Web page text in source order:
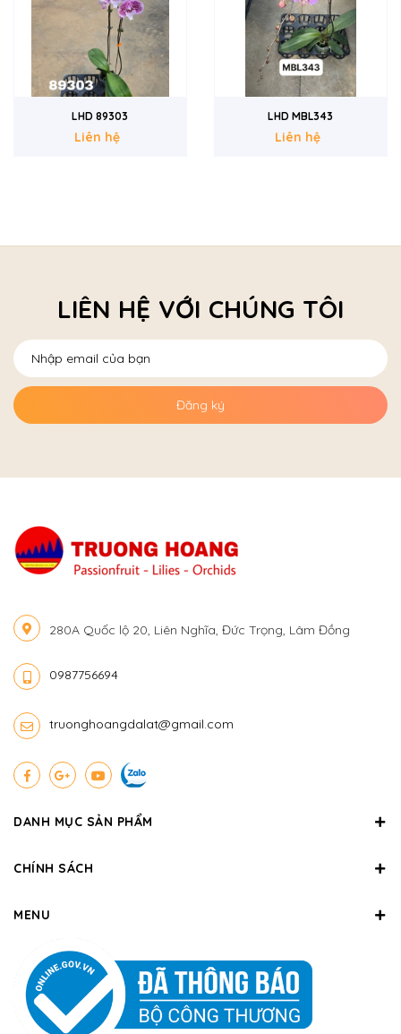
LHD MBL343
Liên hệ
Mini 3089
Liên hệ
LIÊN HỆ VỚI CHÚNG TÔI
Đăng ký
280A Quốc lộ 20, Liên Nghĩa, Đức Trọng, Lâm Đồng
0987756694
truonghoangdalat@gmail.com
DANH MỤC SẢN PHẨM
CHÍNH SÁCH
MENU